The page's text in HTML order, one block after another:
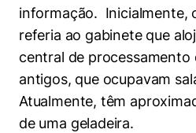
informação. Inicialmente,
referia ao gabinete que
central de
antigos, que ocupavam
Atualmente, têm
de uma geladeira.